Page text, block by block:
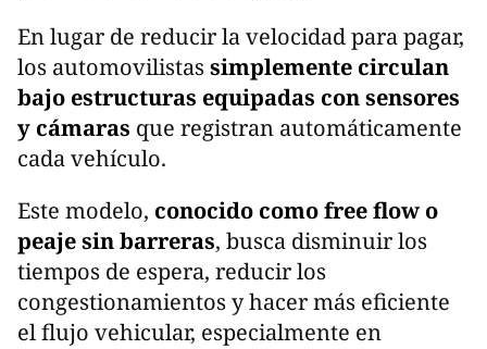
En lugar de reducir la velocidad para pagar,
los automovilistas simplemente circulan
bajo estructuras equipadas con sensores
y cámaras que registran automáticamente
cada vehículo.
Este modelo, conocido como free flow o
peaje sin barreras, busca disminuir los
tiempos de espera, reducir los
congestionamientos y hacer más eficiente
el flujo vehicular, especialmente en